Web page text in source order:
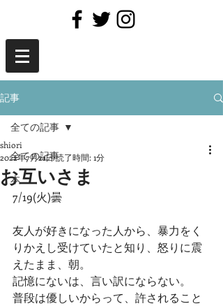
記事
全ての記事
本
全ての記事
お互いさま
shiori
2022年7月21日読了時間: 1分
7/19(火)曇
友人が好きになった人から、暴力をく
りかえし受けていたと知り、怒りに震
えたまま、朝。
記憶にないは、言い訳にならない。
普段は優しいからって、許されること